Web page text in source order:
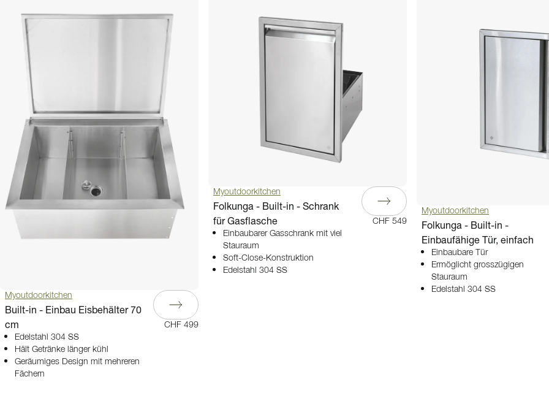
Myoutdoorkitchen
Built-in - Einbau Eisbehälter 70
cm
Edelstahl 304 SS
Hält Getränke länger kühl
Geräumiges Design mit mehreren
Fächern
CHF 499
Myoutdoorkitchen
Folkunga - Built-in - Schrank
für Gasflasche
Einbaubarer Gasschrank mit viel
Stauraum
Soft-Close-Konstruktion
Edelstahl 304 SS
CHF 549
Myoutdoorkitchen
Folkunga - Built-in -
Einbaufähige Tür, einfach
Einbaubare Tür
Ermöglicht grosszügigen
Stauraum
Edelstahl 304 SS